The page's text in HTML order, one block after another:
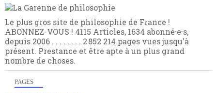
Le plus gros site de philosophie de France !
ABONNEZ-VOUS ! 4115 Articles, 1634 abonné·e·s,
depuis 2006 . . . . . . . . 2 852 214 pages vues jusqu'à
présent. Prestance et être apte à un plus grand
nombre de choses.
PAGES